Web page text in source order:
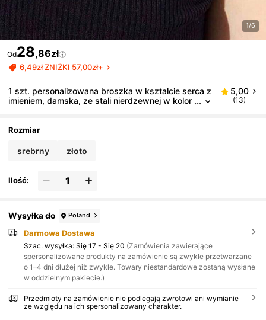
1/6
Od28,86zł
6,49zł ZNIŻKI 57,00zł+
1 szt. personalizowana broszka w kształcie serca z
imieniem, damska, ze stali nierdzewnej w kolor
5,00
(13)
Rozmiar
srebrny złoto
Ilość:
Wysyłka do Poland
Darmowa Dostawa
Szac. wysyłka: Się 17 - Się 20 (Zamówienia zawierające
spersonalizowane produkty na zamówienie są zwykle przetwarzane
o 1–4 dni dłużej niż zwykle. Towary niestandardowe zostaną wysłane
w oddzielnym pakiecie.)
Przedmioty na zamówienie nie podlegają zwrotowi ani wymianie
ze względu na ich spersonalizowany charakter.